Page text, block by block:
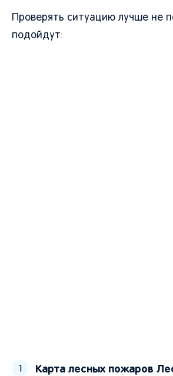
Проверять ситуацию лучше не
подойдут:
Карта лесных пожаров